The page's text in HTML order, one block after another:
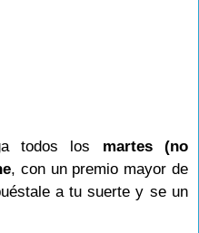
todos los martes (no
, con un premio mayor de
a tu suerte y se un